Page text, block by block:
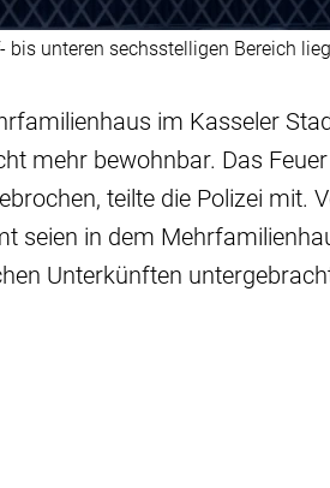
unteren sechsstelligen Bereich
im Kasseler
mehr bewohnbar. Das
teilte die Polizei mit.
seien in dem
Unterkünften